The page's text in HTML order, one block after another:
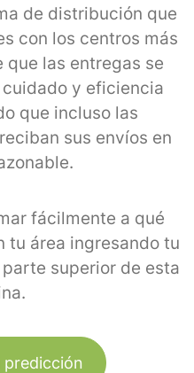
de distribución que
con los centros más
que las entregas se
y eficiencia
que incluso las
sus envíos en
fácilmente a qué
tu área ingresando tu
superior de esta
predicción